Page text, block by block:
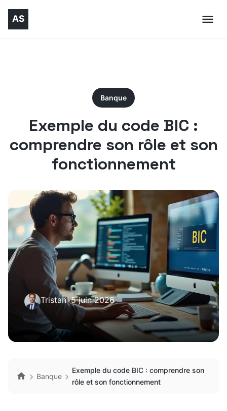
Banque
Exemple du code BIC :
comprendre son rôle et son
fonctionnement
Tristan•5 juin 2026
Banque
Exemple du code BIC : comprendre son
rôle et son fonctionnement